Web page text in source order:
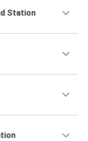
Station